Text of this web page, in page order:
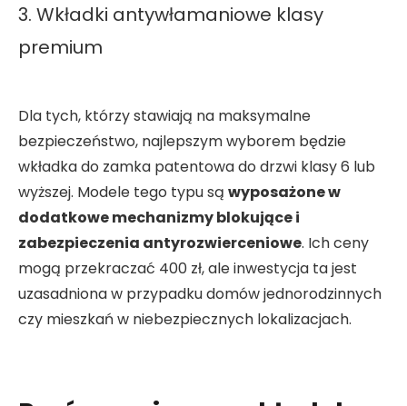
3. Wkładki antywłamaniowe klasy
premium
Dla tych, którzy stawiają na maksymalne
bezpieczeństwo, najlepszym wyborem będzie
wkładka do zamka patentowa do drzwi klasy 6 lub
wyższej. Modele tego typu są wyposażone w
dodatkowe mechanizmy blokujące i
zabezpieczenia antyrozwierceniowe. Ich ceny
mogą przekraczać 400 zł, ale inwestycja ta jest
uzasadniona w przypadku domów jednorodzinnych
czy mieszkań w niebezpiecznych lokalizacjach.